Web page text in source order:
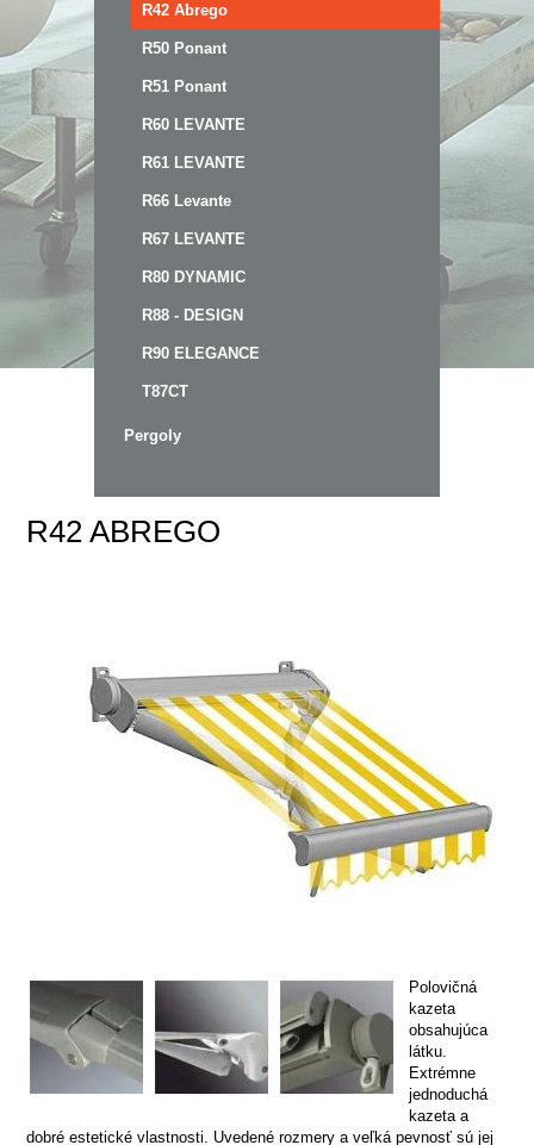
R42 Abrego
R50 Ponant
R51 Ponant
R60 LEVANTE
R61 LEVANTE
R66 Levante
R67 LEVANTE
R80 DYNAMIC
R88 - DESIGN
R90 ELEGANCE
T87CT
Pergoly
R42 ABREGO
Polovičná
kazeta
obsahujúca
látku.
Extrémne
jednoduchá
kazeta a
dobré estetické vlastnosti. Uvedené rozmery a veľká pevnosť sú jej